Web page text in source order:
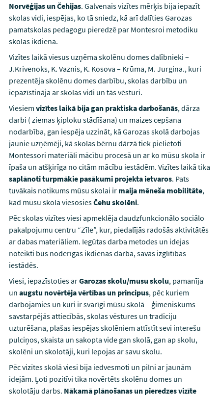
Norvēģijas un Čehijas. Galvenais vizītes mērķis bija iepazīt
skolas vidi, iespējas, ko tā sniedz, kā arī dalīties Garozas
pamatskolas pedagogu pieredzē par Montesroi metodiku
skolas ikdienā.
Vizītes laikā viesus uzņēma skolēnu domes dalībnieki –
J.Krivenoks, K. Vaznis, K. Kosova – Krūma, M. Jurgina., kuri
prezentēja skolēnu domes darbību, skolas darbību un
iepazīstināja ar skolas vidi un tās vēsturi.
Viesiem vizītes laikā bija gan praktiska darbošanās, dārza
darbi ( ziemas ķiploku stādīšana) un maizes cepšana
nodarbība, gan iespēja uzzināt, kā Garozas skolā darbojas
jaunie uzņēmēji, kā skolas bērnu dārzā tiek pielietoti
Montessori materiāli mācību procesā un ar ko mūsu skola ir
īpaša un atšķirīga no citām mācību iestādēm. Vizītes laikā tika
saplānoti turpmākie pasākumi projekta ietvaros. Pats
tuvākais notikums mūsu skolai ir maija mēneša mobilitāte,
kad mūsu skolā viesosiesČehu skolēni.
Pēc skolas vizītes viesi apmeklēja daudzfunkcionālo sociālo
pakalpojumu centru “Zīle”, kur, piedalījās radošās aktivitātēs
ar dabas materiāliem. Iegūtas darba metodes un idejas
noteikti būs noderīgas ikdienas darbā, savās izglītības
iestādēs.
Viesi, iepazīstoties arGarozas skolu/mūsu skolu, pamanīja
un augstu novērtēja vērtības un principus, pēc kuriem
darbojamies un kuri ir svarīgi mūsu skolā – ģimeniskums
savstarpējās attiecībās, skolas vēstures un tradīciju
uzturēšana, plašas iespējas skolēniem attīstīt sevi interešu
pulciņos, skaista un sakopta vide gan skolā, gan ap skolu,
skolēni un skolotāji, kuri lepojas ar savu skolu.
Pēc vizītes skolā viesi bija iedvesmoti un pilni ar jaunām
idejām. Ļoti pozitīvi tika novērtēts skolēnu domes un
skolotāju darbs. Nākamā plānošanas un pieredzes vizīte